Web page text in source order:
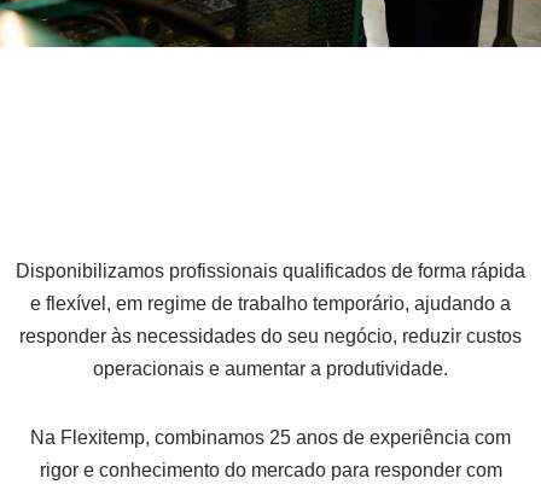
Disponibilizamos profissionais qualificados de forma rápida
e flexível, em regime de trabalho temporário, ajudando a
responder às necessidades do seu negócio, reduzir custos
operacionais e aumentar a produtividade.
Na Flexitemp, combinamos 25 anos de experiência com
rigor e conhecimento do mercado para responder com